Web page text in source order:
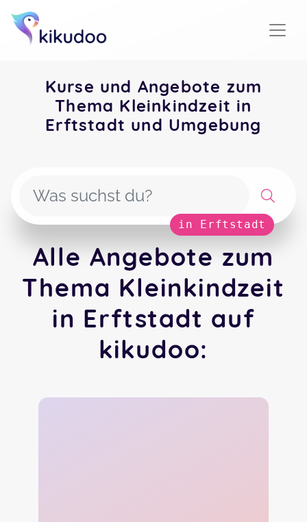
Kurse und Angebote zum
Thema Kleinkindzeit in
Erftstadt und Umgebung
in Erftstadt
Alle Angebote zum
Thema Kleinkindzeit
in Erftstadt auf
kikudoo: